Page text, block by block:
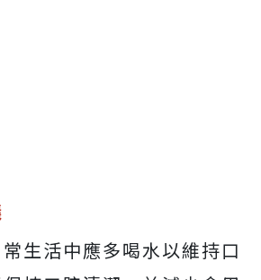
生活中應多喝水以維持口